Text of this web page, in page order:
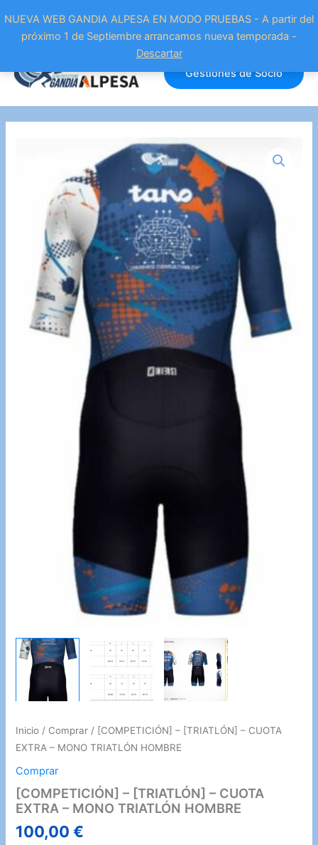
NUEVA WEB GANDIA ALPESA EN MODO PRUEBAS - A partir del
próximo 1 de Septiembre arrancamos nueva temporada -
Descartar
contenido
Gestiones de Socio
Inicio / Comprar / [COMPETICIÓN] – [TRIATLÓN] – CUOTA
EXTRA – MONO TRIATLÓN HOMBRE
Comprar
[COMPETICIÓN] – [TRIATLÓN] – CUOTA
EXTRA – MONO TRIATLÓN HOMBRE
100,00€